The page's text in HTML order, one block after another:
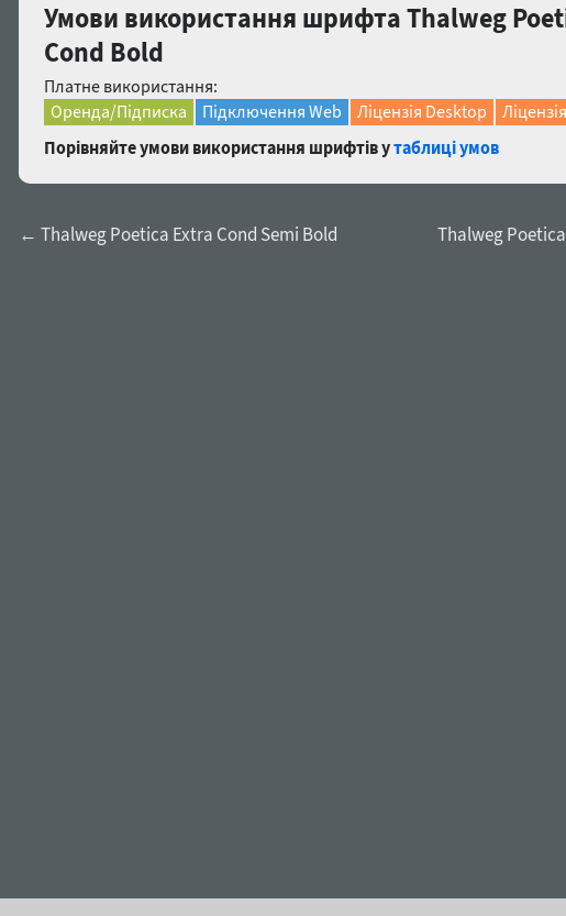
Умови використання шрифта Thalweg
Cond Bold
Платне використання:
Оренда/Підписка
Підключення Web Ліцензія Desktop
Порівняйте умови використання шрифтів утаблиці умов
← Thalweg Poetica Extra Cond Semi Bold Thalweg